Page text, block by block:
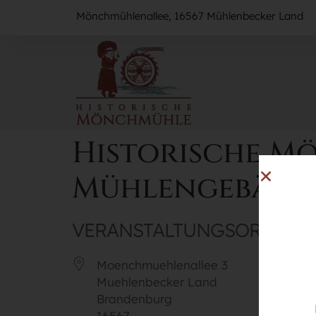
Mönchmühlenallee, 16567 Mühlenbecker Land
Historische
VERANSTALTUNGSORT
Moenchmuehlenallee 3
Muehlenbecker Land
Brandenburg